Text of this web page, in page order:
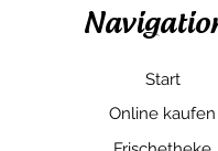
Start
Online kaufen